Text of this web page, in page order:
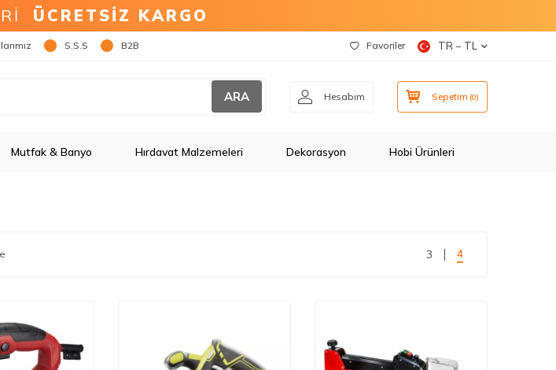
ÜCRETSİZ KARGO
S.S.S B2B Favoriler TR − TL
ARA Hesabım Sepetim (0)
Mutfak & Banyo Hırdavat Malzemeleri Dekorasyon Hobi Ürünleri
3 4